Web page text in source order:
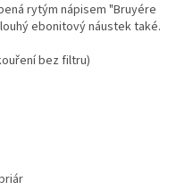
rytým nápisem "Bruyére
ebonitový náustek také.
bez filtru)